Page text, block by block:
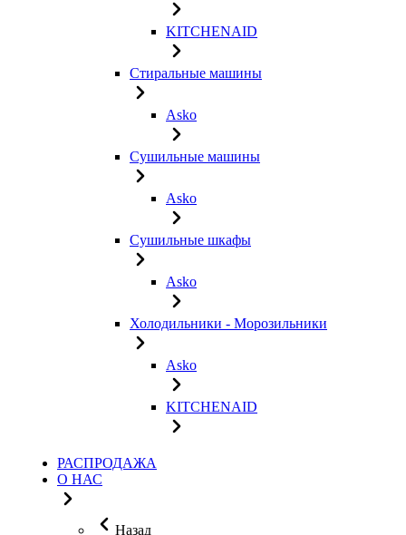
KITCHENAID
Стиральные машины
Asko
Сушильные машины
Asko
Сушильные шкафы
Asko
Холодильники - Морозильники
Asko
KITCHENAID
РАСПРОДАЖА
О НАС
Назад